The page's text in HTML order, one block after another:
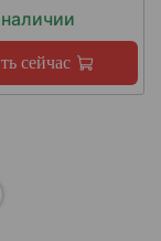
сейчас